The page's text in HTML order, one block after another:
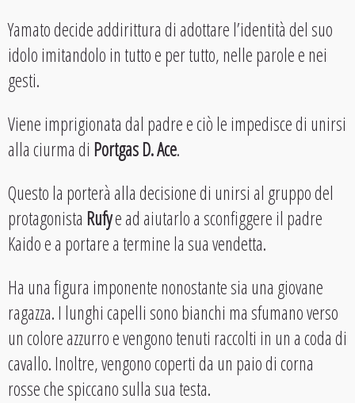
Yamato decide addirittura di adottare l’identità del suo
idolo imitandolo in tutto e per tutto, nelle parole e nei
gesti.
Viene imprigionata dal padre e ciò le impedisce di unirsi
alla ciurma di Portgas D. Ace.
Questo la porterà alla decisione di unirsi al gruppo del
protagonista Rufye ad aiutarlo a sconfiggere il padre
Kaido e a portare a termine la sua vendetta.
Ha una figura imponente nonostante sia una giovane
ragazza. I lunghi capelli sono bianchi ma sfumano verso
un colore azzurro e vengono tenuti raccolti in un a coda di
cavallo. Inoltre, vengono coperti da un paio di corna
rosse che spiccano sulla sua testa.